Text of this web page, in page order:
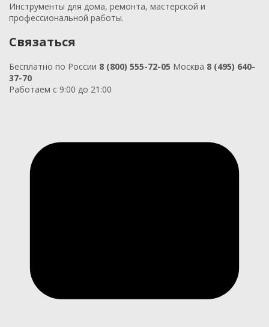
Инструменты для дома, ремонта, мастерской и
профессиональной работы.
Связаться
Бесплатно по России 8 (800) 555-72-05 Москва 8 (495) 640-
37-70
Работаем с 9:00 до 21:00